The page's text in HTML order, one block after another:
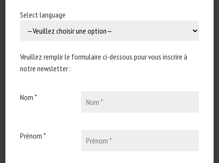
pigs: animal welfare, performance and
on-farm practicality
Publié en 2024
Revue scientifique / Synthèse
d'élevage
Milieu de vie
One Welfare,Résilience
Select language
Veuillez remplir le formulaire ci-dessous pour vous inscrire à
notre newsletter :
Nom *
Prénom *